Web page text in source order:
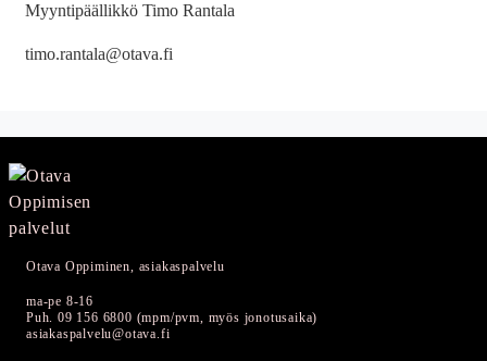
Myyntipäällikkö Timo Rantala
timo.rantala@otava.fi
Otava Oppiminen, asiakaspalvelu
ma-pe 8-16
Puh. 09 156 6800 (mpm/pvm, myös jonotusaika)
asiakaspalvelu@otava.fi